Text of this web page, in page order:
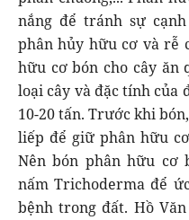
nắng để tránh sự
phân hủy hữu cơ và rễ
hữu cơ bón cho cây ăn
loại cây và đặc tính của
10-20 tấn. Trước khi
liếp để giữ phân hữu
Nên bón phân hữu cơ
nấm Trichoderma để
bệnh trong đất. Hồ